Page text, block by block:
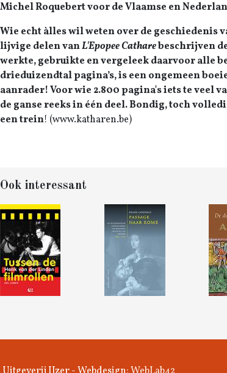
Michel Roquebert voor de Vlaamse en
Wie echt àlles wil weten over de geschiedenis
lijvige delen vanL'Epopee Catharebeschrijven
werkte, gebruikte en vergeleek daarvoor alle
drieduizendtal pagina’s, is een ongemeen
aanrader! Voor wie 2.800 pagina's iets te veel
de ganse reeks in één deel. Bondig, toch
een trein! (www.katharen.be)
Ook interessant